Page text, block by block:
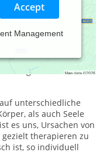
Accept
Management
und
Für
Sie gerne unsere
unterschiedliche
als auch Seele
es uns, Ursachen von
therapieren zu
ist, so individuell